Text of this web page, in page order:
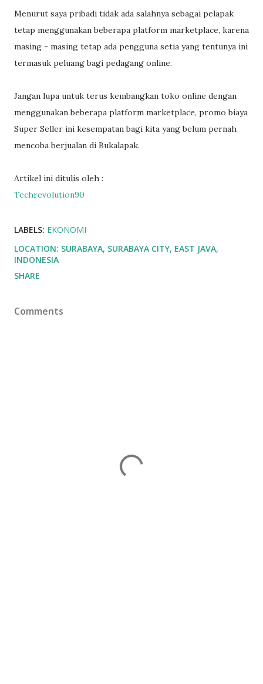
Menurut saya pribadi tidak ada salahnya sebagai pelapak
tetap menggunakan beberapa platform marketplace, karena
masing - masing tetap ada pengguna setia yang tentunya ini
termasuk peluang bagi pedagang online.
Jangan lupa untuk terus kembangkan toko online dengan
menggunakan beberapa platform marketplace, promo biaya
Super Seller ini kesempatan bagi kita yang belum pernah
mencoba berjualan di Bukalapak.
Artikel ini ditulis oleh :
Techrevolution90
LABELS: EKONOMI
LOCATION: SURABAYA, SURABAYA CITY, EAST JAVA,
INDONESIA
SHARE
Comments